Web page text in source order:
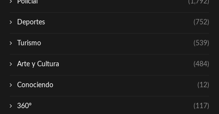
Policial (1,792)
Deportes (752)
Turismo (539)
Arte y Cultura (484)
Conociendo (12)
360º (117)